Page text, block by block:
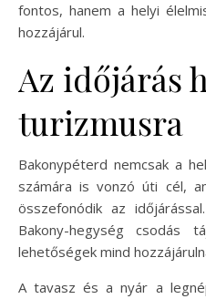
fontos, hanem a helyi
hozzájárul.
Az időjárás
turizmusra
Bakonypéterd nemcsak a
számára is vonzó úti cél,
összefonódik az
Bakony-hegység
lehetőségek mind
A tavasz és a nyár a